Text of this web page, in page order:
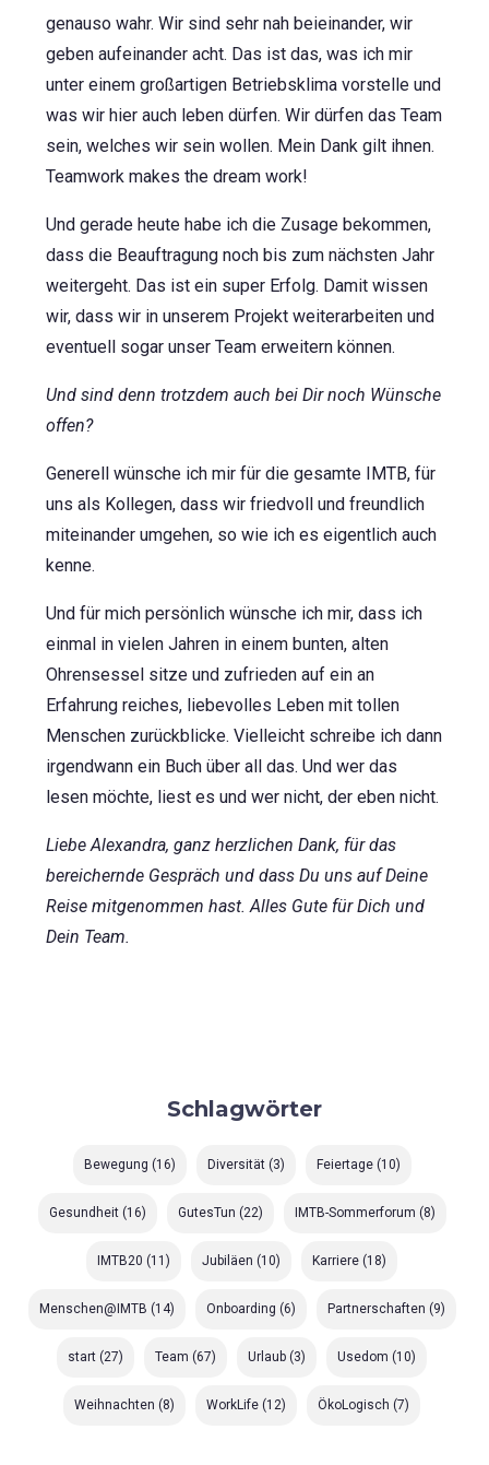
genauso wahr. Wir sind sehr nah beieinander, wir
geben aufeinander acht. Das ist das, was ich mir
unter einem großartigen Betriebsklima vorstelle und
was wir hier auch leben dürfen. Wir dürfen das Team
sein, welches wir sein wollen. Mein Dank gilt ihnen.
Teamwork makes the dream work!
Und gerade heute habe ich die Zusage bekommen,
dass die Beauftragung noch bis zum nächsten Jahr
weitergeht. Das ist ein super Erfolg. Damit wissen
wir, dass wir in unserem Projekt weiterarbeiten und
eventuell sogar unser Team erweitern können.
Und sind denn trotzdem auch bei Dir noch Wünsche
offen?
Generell wünsche ich mir für die gesamte IMTB, für
uns als Kollegen, dass wir friedvoll und freundlich
miteinander umgehen, so wie ich es eigentlich auch
kenne.
Und für mich persönlich wünsche ich mir, dass ich
einmal in vielen Jahren in einem bunten, alten
Ohrensessel sitze und zufrieden auf ein an
Erfahrung reiches, liebevolles Leben mit tollen
Menschen zurückblicke. Vielleicht schreibe ich dann
irgendwann ein Buch über all das. Und wer das
lesen möchte, liest es und wer nicht, der eben nicht.
Liebe Alexandra, ganz herzlichen Dank, für das
bereichernde Gespräch und dass Du uns auf Deine
Reise mitgenommen hast. Alles Gute für Dich und
Dein Team.
Schlagwörter
Bewegung (16) Diversität(3) Feiertage(10)
Gesundheit(16) GutesTun (22) IMTB-Sommerforum (8)
IMTB20 (11) Jubiläen (10) Karriere (18)
Menschen@IMTB (14) Onboarding (6) Partnerschaften (9)
start (27) Team (67) Urlaub (3) Usedom (10)
Weihnachten (8) WorkLife (12) ÖkoLogisch (7)